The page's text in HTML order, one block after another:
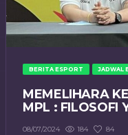
BERITA ESPORT JADWAL
MEMELIHARA
MPL : FILOSOFI
08/07/2024 184 84